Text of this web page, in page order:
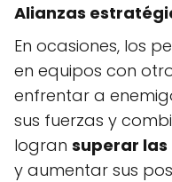
Alianzas
En ocasiones, los
en equipos con
enfrentar a
sus fuerzas y
logran superar
y aumentar sus